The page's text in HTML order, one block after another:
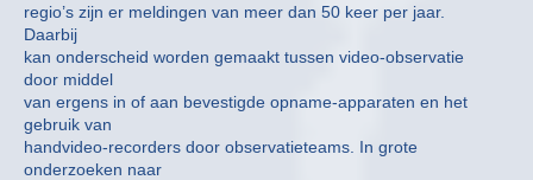
regio’s zijn er meldingen van meer dan 50 keer per jaar.
Daarbij
kan onderscheid worden gemaakt tussen video-observatie
door middel
van ergens in of aan bevestigde opname-apparaten en het
gebruik van
handvideo-recorders door observatieteams. In grote
onderzoeken naar